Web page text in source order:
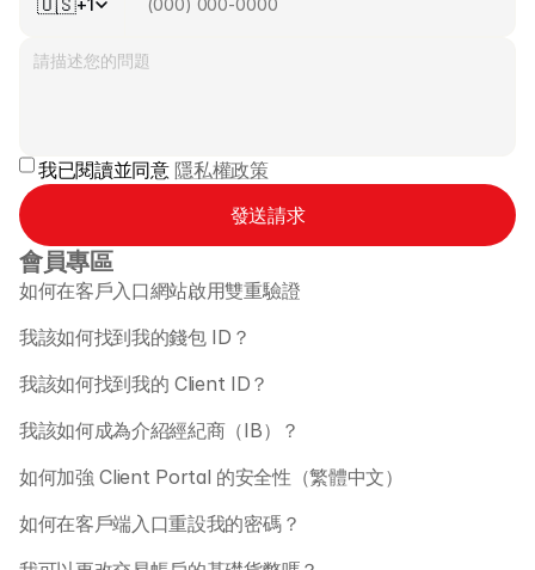
會員專區
如何在客戶入口網站啟用雙重驗證
我該如何找到我的錢包 ID？
我該如何找到我的 Client ID？
我該如何成為介紹經紀商（IB）？
如何加強 Client Portal 的安全性（繁體中文）
如何在客戶端入口重設我的密碼？
🇺🇸+1
我已閱讀並同意 隱私權政策
發送請求